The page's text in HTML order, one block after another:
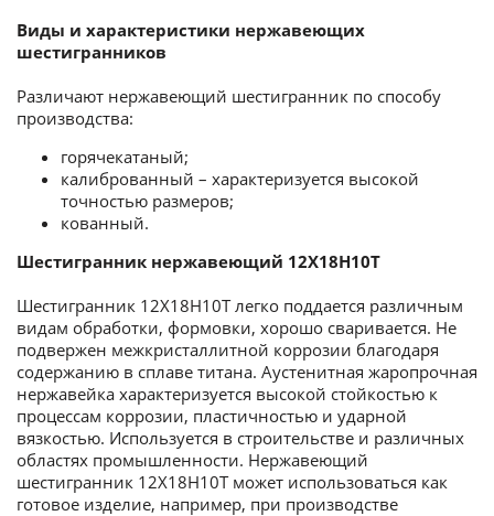
Виды и характеристики нержавеющих
шестигранников
Различают нержавеющий шестигранник по способу
производства:
горячекатаный;
калиброванный – характеризуется высокой
точностью размеров;
кованный.
Шестигранник нержавеющий 12Х18Н10Т
Шестигранник 12Х18Н10Т легко поддается различным
видам обработки, формовки, хорошо сваривается. Не
подвержен межкристаллитной коррозии благодаря
содержанию в сплаве титана. Аустенитная жаропрочная
нержавейка характеризуется высокой стойкостью к
процессам коррозии, пластичностью и ударной
вязкостью. Используется в строительстве и различных
областях промышленности. Нержавеющий
шестигранник 12Х18Н10Т может использоваться как
готовое изделие, например, при производстве